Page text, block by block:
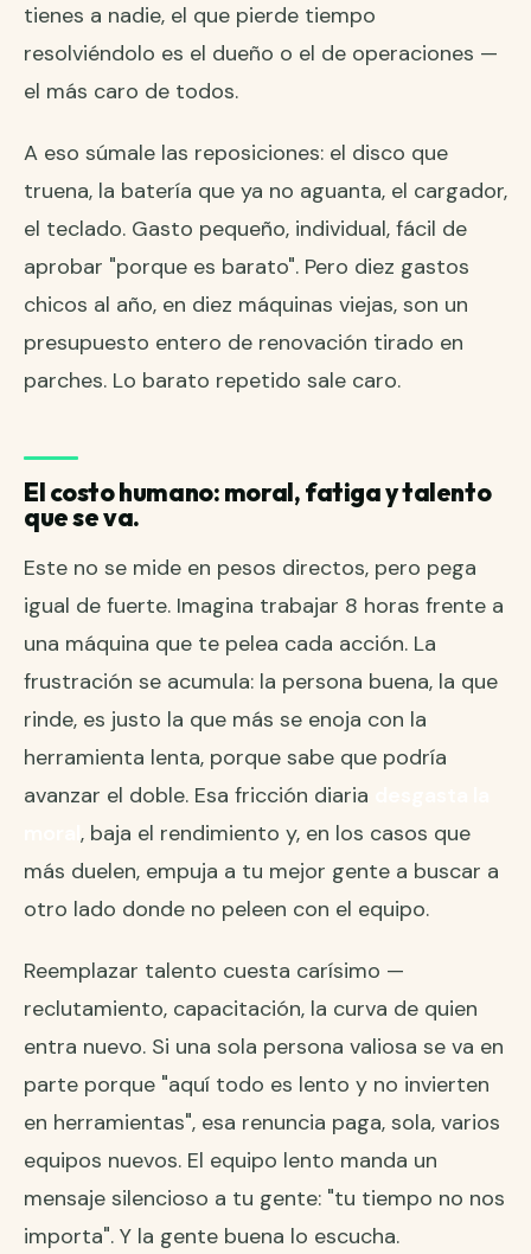
tienes a nadie, el que pierde tiempo
resolviéndolo es el dueño o el de operaciones —
el más caro de todos.
A eso súmale las reposiciones: el disco que
truena, la batería que ya no aguanta, el cargador,
el teclado. Gasto pequeño, individual, fácil de
aprobar "porque es barato". Pero diez gastos
chicos al año, en diez máquinas viejas, son un
presupuesto entero de renovación tirado en
parches. Lo barato repetido sale caro.
El costo humano: moral, fatiga y talento
que se va.
Este no se mide en pesos directos, pero pega
igual de fuerte. Imagina trabajar 8 horas frente a
una máquina que te pelea cada acción. La
frustración se acumula: la persona buena, la que
rinde, es justo la que más se enoja con la
herramienta lenta, porque sabe que podría
avanzar el doble. Esa fricción diaria
, baja el rendimiento y, en los casos que
más duelen, empuja a tu mejor gente a buscar a
otro lado donde no peleen con el equipo.
Reemplazar talento cuesta carísimo —
reclutamiento, capacitación, la curva de quien
entra nuevo. Si una sola persona valiosa se va en
parte porque "aquí todo es lento y no invierten
en herramientas", esa renuncia paga, sola, varios
equipos nuevos. El equipo lento manda un
mensaje silencioso a tu gente: "tu tiempo no nos
importa". Y la gente buena lo escucha.